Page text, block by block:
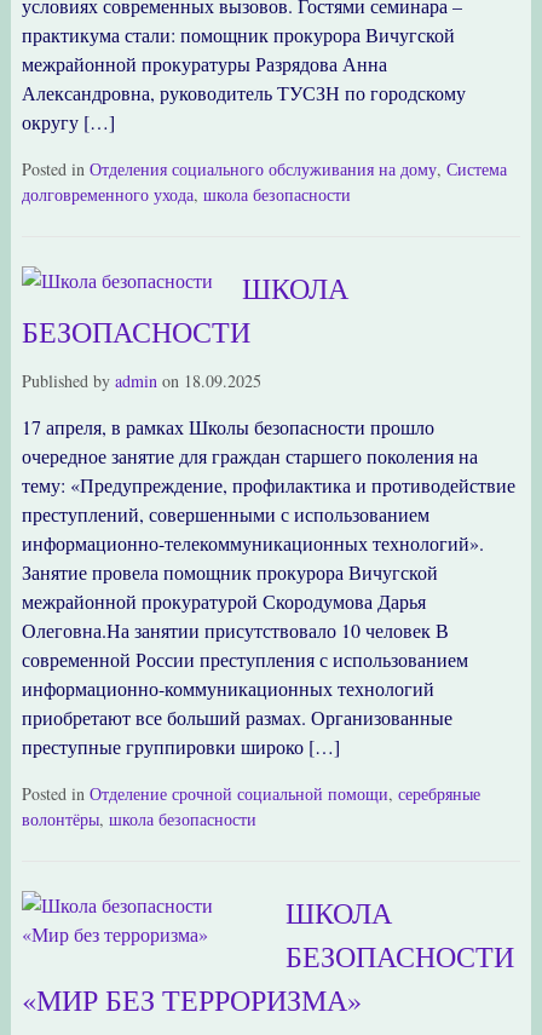
условиях современных вызовов. Гостями семинара –
практикума стали: помощник прокурора Вичугской
межрайонной прокуратуры Разрядова Анна
Александровна, руководитель ТУСЗН по городскому
округу […]
Posted in Отделения социального обслуживания на дому, Система
долговременного ухода, школа безопасности
ШКОЛА
БЕЗОПАСНОСТИ
Published by adminon 18.09.2025
17 апреля, в рамках Школы безопасности прошло
очередное занятие для граждан старшего поколения на
тему: «Предупреждение, профилактика и противодействие
преступлений, совершенными с использованием
информационно-телекоммуникационных технологий».
Занятие провела помощник прокурора Вичугской
межрайонной прокуратурой Скородумова Дарья
Олеговна.На занятии присутствовало 10 человек В
современной России преступления с использованием
информационно-коммуникационных технологий
приобретают все больший размах. Организованные
преступные группировки широко […]
Posted in Отделение срочной социальной помощи, серебряные
волонтёры, школа безопасности
ШКОЛА
БЕЗОПАСНОСТИ
«МИР БЕЗ ТЕРРОРИЗМА»